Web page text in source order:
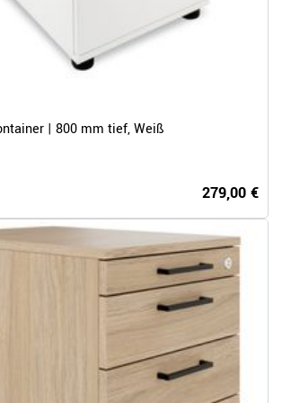
| 800 mm tief, Weiß
279,00 €